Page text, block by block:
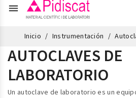
menu
Inicio Instrumentación
AUTOCLAVES DE
LABORATORIO
Un autoclave de laboratorio es un